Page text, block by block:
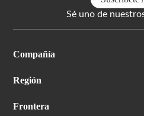
Sé uno de
Compañía
Región
Frontera